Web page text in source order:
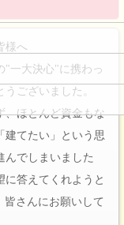
様へ
"一大決心"に携わっ
ございました。
、ほとんど資金もな
建てたい」という思
んでしまいました
に答えてくれようと
さんにお願いして